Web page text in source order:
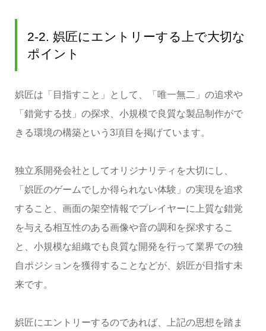
2-2. 娯匠にエントリーする上で大切な
ポイント
娯匠は「目指すこと」として、「唯一無二」の追求や
「錯覚する技」の探求、小規模で良質な製品制作がで
きる環境の構築という3項目を掲げています。
独立系開発会社としてオリジナリティを大切にし、
「娯匠のゲームでしか得られない体験」の実現を追求
すること、画面の架空情報でプレイヤーに上質な錯覚
を与える相互性のある画像や音の調和を探求するこ
と、小規模な組織でも良質な開発を行って業界での独
自ポジションを獲得することなどが、娯匠が目指す未
来です。
娯匠にエントリーするのであれば、上記の思想を踏ま